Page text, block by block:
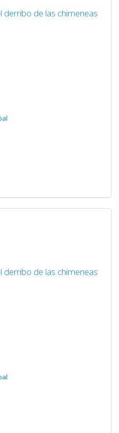
derribo de las chimeneas
derribo de las chimeneas